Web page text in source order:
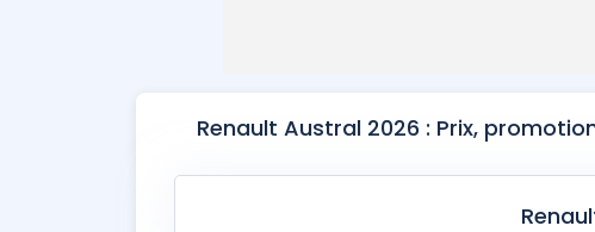
Renault Austral 2026 : Prix,